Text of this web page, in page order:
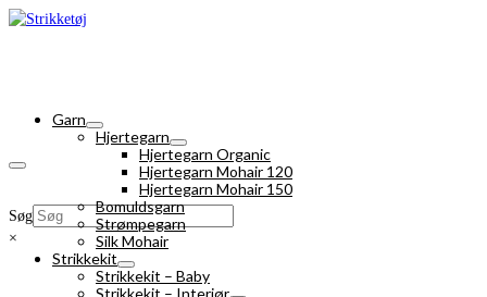
Søg
×
Garn
Hjertegarn
Hjertegarn Organic
Hjertegarn Mohair 120
Hjertegarn Mohair 150
Bomuldsgarn
Strømpegarn
Silk Mohair
Strikkekit
Strikkekit – Baby
Strikkekit – Interiør